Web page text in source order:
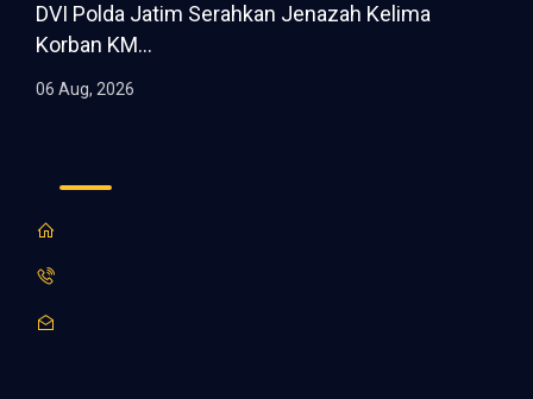
DVI Polda Jatim Serahkan Jenazah Kelima
Korban KM...
06 Aug, 2026